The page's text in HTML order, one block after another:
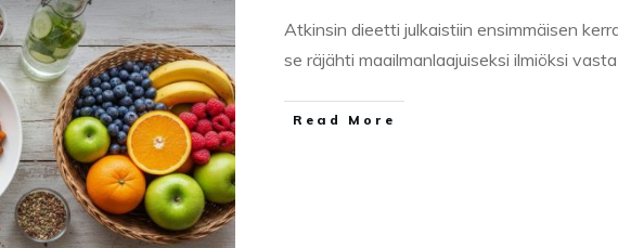
Atkinsin dieetti julkaistiin ensimmäisen
se räjähti maailmanlaajuiseksi ilmiöksi
Read More